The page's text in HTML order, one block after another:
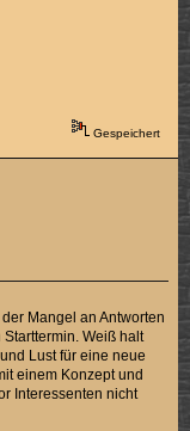
Gespeichert
Mangel an Antworten
Weiß halt
Lust für eine neue
einem Konzept und
Interessenten nicht